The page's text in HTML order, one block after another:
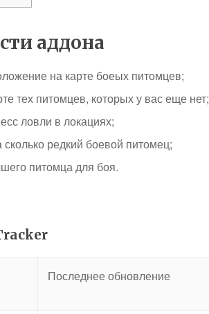
аддона
на карте боеых питомцев;
тех питомцев, которых у вас еще нет;
ловли в локациях;
редкий боевой питомец;
питомца для боя.
Последнее обновление